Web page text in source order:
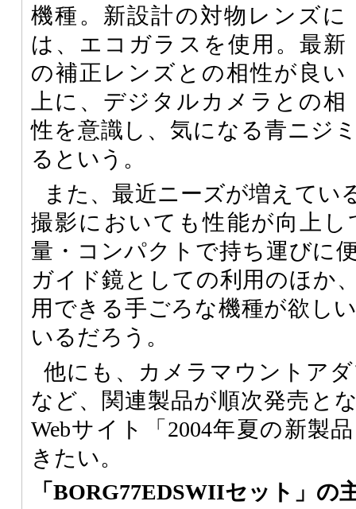
機種。新設計の対物レンズに
は、エコガラスを使用。最新
の補正レンズとの相性が良い
上に、デジタルカメラとの相
性を意識し、気になる青ニジ
るという。
また、最近ニーズが増えてい
撮影においても性能が向上
量・コンパクトで持ち運びに
ガイド鏡としての利用のほか
用できる手ごろな機種が欲し
いるだろう。
他にも、カメラマウントア
など、関連製品が順次発売と
Webサイト「2004年夏の新製
きたい。
「BORG77EDSWIIセット」の